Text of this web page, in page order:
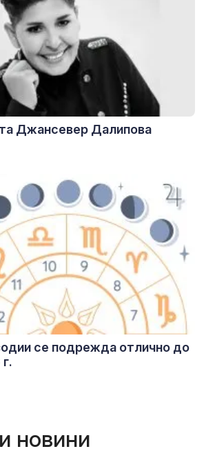
Джансевер Далипова
се подрежда отлично до
новини